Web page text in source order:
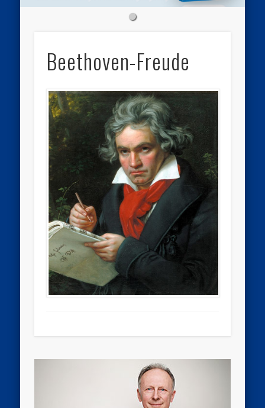
Beethoven-Freude